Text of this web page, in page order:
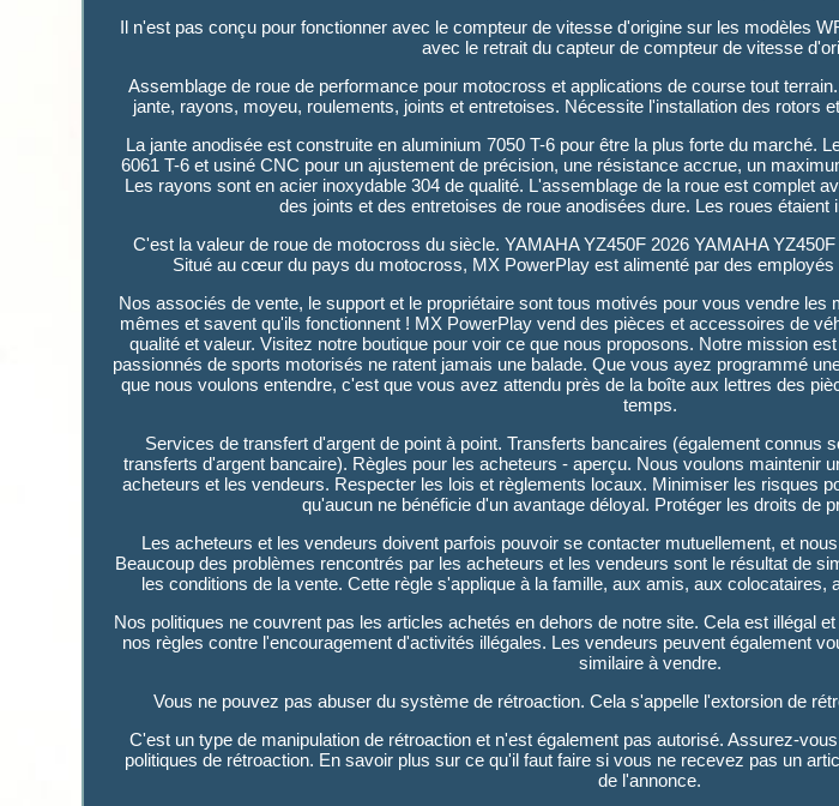
Il n'est pas conçu pour fonctionner avec le compteur de vitesse d'origine sur les modèles
avec le retrait du capteur de compteur de vitesse
Assemblage de roue de performance pour motocross et applications de course tout
jante, rayons, moyeu, roulements, joints et entretoises. Nécessite l'installation des rotors
La jante anodisée est construite en aluminium 7050 T-6 pour être la plus forte du marché.
6061 T-6 et usiné CNC pour un ajustement de précision, une résistance accrue, un
Les rayons sont en acier inoxydable 304 de qualité. L'assemblage de la roue est complet
des joints et des entretoises de roue anodisées dure. Les roues étaient
C'est la valeur de roue de motocross du siècle. YAMAHA YZ450F 2026 YAMAHA
Situé au cœur du pays du motocross, MX PowerPlay est alimenté par des employés
Nos associés de vente, le support et le propriétaire sont tous motivés pour vous vendre les
mêmes et savent qu'ils fonctionnent ! MX PowerPlay vend des pièces et accessoires de
qualité et valeur. Visitez notre boutique pour voir ce que nous proposons. Notre mission
passionnés de sports motorisés ne ratent jamais une balade. Que vous ayez programmé
que nous voulons entendre, c'est que vous avez attendu près de la boîte aux lettres des
temps.
Services de transfert d'argent de point à point. Transferts bancaires (également connus
transferts d'argent bancaire). Règles pour les acheteurs - aperçu. Nous voulons maintenir
acheteurs et les vendeurs. Respecter les lois et règlements locaux. Minimiser les risques
qu'aucun ne bénéficie d'un avantage déloyal. Protéger les droits de
Les acheteurs et les vendeurs doivent parfois pouvoir se contacter mutuellement, et
Beaucoup des problèmes rencontrés par les acheteurs et les vendeurs sont le résultat de
les conditions de la vente. Cette règle s'applique à la famille, aux amis, aux colocataires,
Nos politiques ne couvrent pas les articles achetés en dehors de notre site. Cela est illégal
nos règles contre l'encouragement d'activités illégales. Les vendeurs peuvent également
similaire à vendre.
Vous ne pouvez pas abuser du système de rétroaction. Cela s'appelle l'extorsion de
C'est un type de manipulation de rétroaction et n'est également pas autorisé. Assurez-
politiques de rétroaction. En savoir plus sur ce qu'il faut faire si vous ne recevez pas un
de l'annonce.